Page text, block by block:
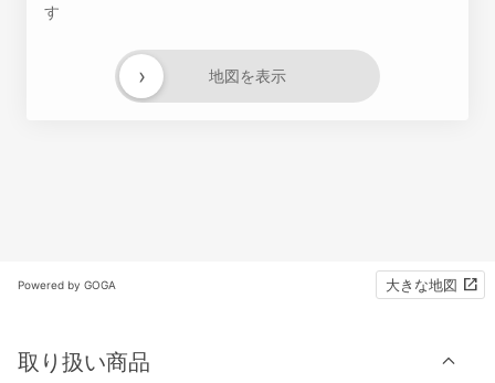
す
地図を表示
›
Powered by GOGA 大きな地図
取り扱い商品